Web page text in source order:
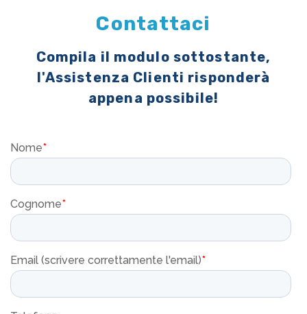
Contattaci
Compila il modulo sottostante,
l'Assistenza Clienti risponderà
appena possibile!